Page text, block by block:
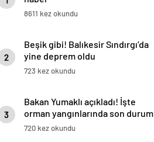
8611 kez okundu
2
Beşik gibi! Balıkesir Sındırgı’da
yine deprem oldu
723 kez okundu
3
Bakan Yumaklı açıkladı! İşte
orman yangınlarında son durum
720 kez okundu